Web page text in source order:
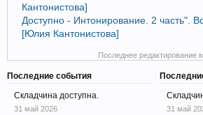
Кантонистова]
Доступно - Интонирование. 2 часть".
[Юлия Кантонистова]
Последнее редактирование
Последние события
Складчина доступна.
31 май 2026 31 май